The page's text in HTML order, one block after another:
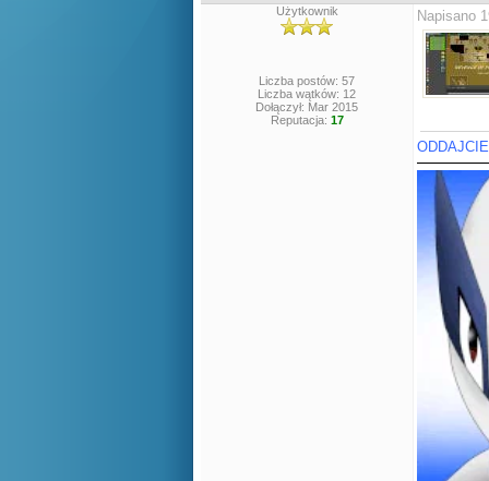
Użytkownik
Liczba postów: 57
Liczba wątków: 12
Dołączył: Mar 2015
Reputacja: 17
Napisano